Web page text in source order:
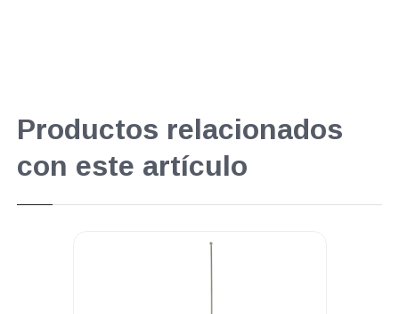
Productos relacionados
con este artículo